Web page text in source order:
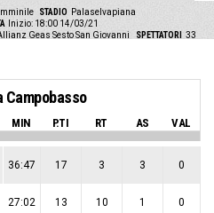
STADIO
Palaselvapiana
Inizio: 18:00 14/03/21
Geas Sesto San Giovanni
SPETTATORI 33
Campobasso
MIN P.TI RT AS VAL
36:47 17 3 3 0
27:02 13 10 1 0